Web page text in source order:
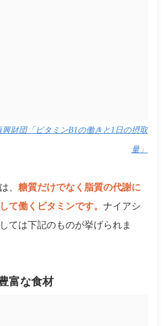
興財団「ビタミンB1の働きと1日の摂取
量」
、糖質だけでなく脂質の代謝に
て働くビタミンです。ナイアシ
ては下記のものが挙げられま
富な食材